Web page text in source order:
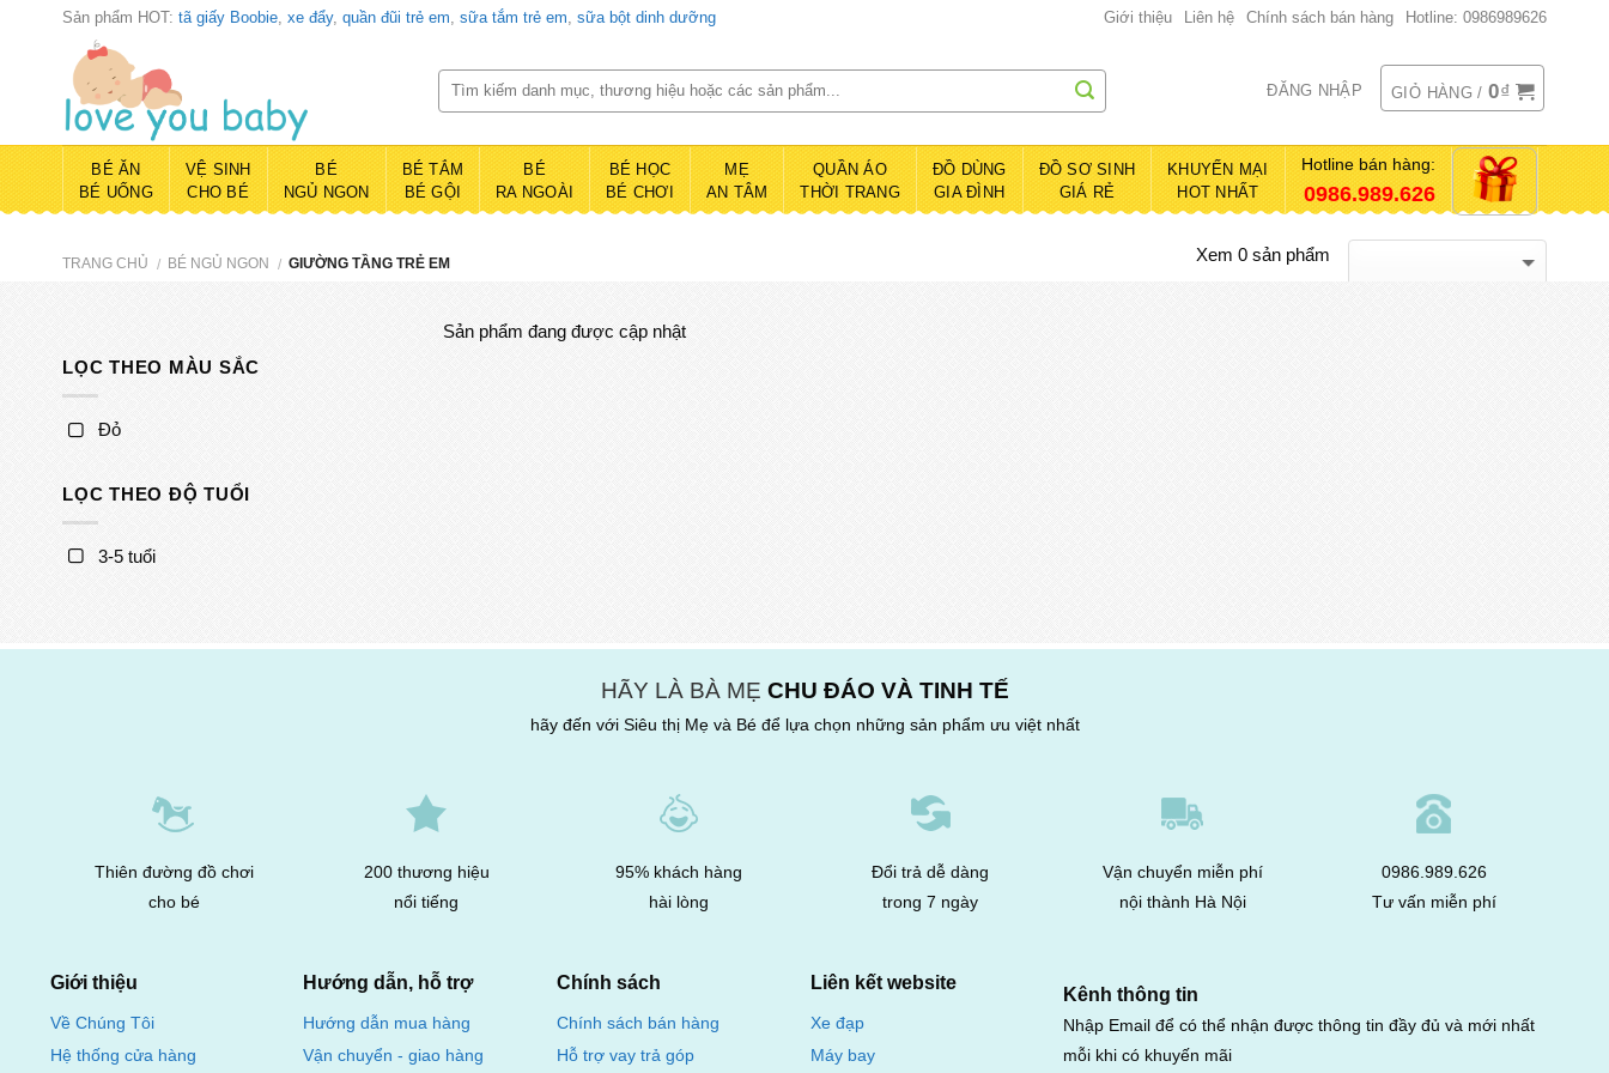
Sản phẩm HOT: tã giấy Boobie, xe đẩy, quần đũi trẻ em, sữa tắm trẻ em, sữa bột dinh dưỡng Giới thiệu Liên hệ Chính sách bán hàng Hotline: 0986989626
ĐĂNG NHẬP GIỎ HÀNG /0₫
BÉ ĂN
BÉ UỐNG
VỆ SINH
CHO BÉ
BÉ
NGỦ NGON
BÉ TẮM
BÉ GỘI
BÉ
RA NGOÀI
BÉ HỌC
BÉ CHƠI
MẸ
AN TÂM
QUẦN ÁO
THỜI TRANG
ĐỒ DÙNG
GIA ĐÌNH
ĐỒ SƠ SINH
GIÁ RẺ
KHUYẾN MẠI
HOT NHẤT
Hotline bán hàng:
0986.989.626
TRANG CHỦ / BÉ NGỦ NGON / GIƯỜNG TẦNG TRẺ EM Xem 0 sản phẩm
LỌC THEO MÀU SẮC
Đỏ
LỌC THEO ĐỘ TUỔI
3-5 tuổi
Sản phẩm đang được cập nhật
HÃY LÀ BÀ MẸ CHU ĐÁO VÀ TINH TẾ
hãy đến với Siêu thị Mẹ và Bé để lựa chọn những sản phẩm ưu việt nhất
Thiên đường đồ chơi
cho bé
200 thương hiệu
nổi tiếng
95% khách hàng
hài lòng
Đổi trả dễ dàng
trong 7 ngày
Vận chuyển miễn phí
nội thành Hà Nội
0986.989.626
Tư vấn miễn phí
Giới thiệu
Về Chúng Tôi
Hệ thống cửa hàng
Hướng dẫn, hỗ trợ
Hướng dẫn mua hàng
Vận chuyển - giao hàng
Chính sách
Chính sách bán hàng
Hỗ trợ vay trả góp
Liên kết website
Xe đạp
Máy bay
Kênh thông tin
Nhập Email để có thể nhận được thông tin đầy đủ và mới nhất
mỗi khi có khuyến mãi